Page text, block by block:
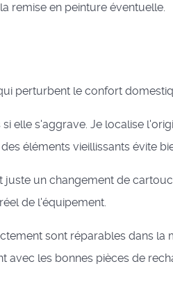
remise en peinture éventuelle.
perturbent le confort
elle s'aggrave. Je localise
éléments vieillissants évite
un changement de
de l'équipement.
sont réparables dans la
avec les bonnes pièces de